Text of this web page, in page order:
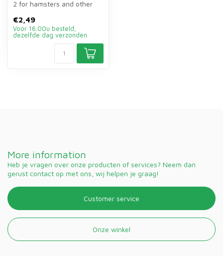
2 for hamsters and other
in...
€2,49
Voor 16.00u besteld,
dezelfde dag verzonden
More information
Heb je vragen over onze producten of services? Neem dan
gerust contact op met ons, wij helpen je graag!
Customer service
Onze winkel